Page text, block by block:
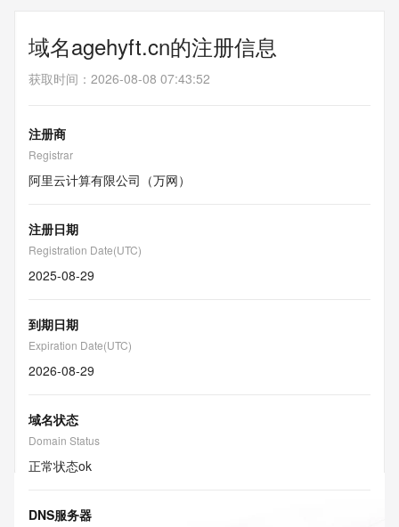
域名agehyft.cn的注册信息
获取时间 ： 2026-08-08 07:43:52
注册商
Registrar
阿里云计算有限公司（万网）
注册日期
Registration Date(UTC)
2025-08-29
到期日期
Expiration Date(UTC)
2026-08-29
域名状态
Domain Status
正常状态ok
DNS服务器